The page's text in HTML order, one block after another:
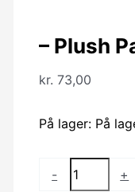
– Plush
kr. 73,00
På lager: På
- +